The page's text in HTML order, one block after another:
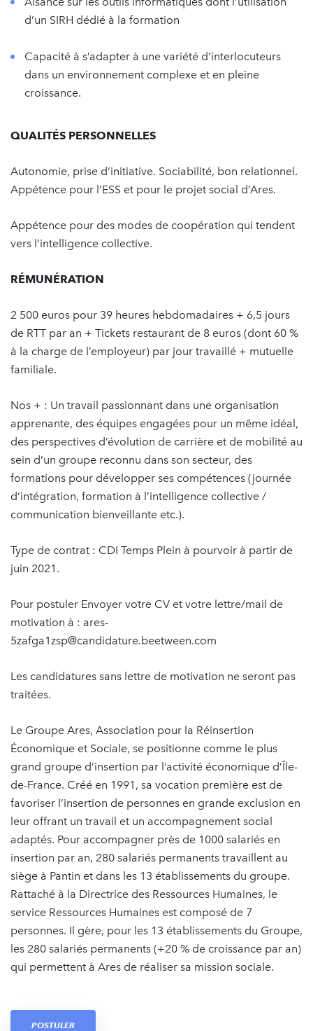
d’un SIRH dédié à la formation
Capacité à s’adapter à une variété d’interlocuteurs
dans un environnement complexe et en pleine
croissance.
QUALITÉS PERSONNELLES
Autonomie, prise d’initiative. Sociabilité, bon relationnel.
Appétence pour l’ESS et pour le projet social d’Ares.
Appétence pour des modes de coopération qui tendent
vers l’intelligence collective.
RÉMUNÉRATION
2 500 euros pour 39 heures hebdomadaires + 6,5 jours
de RTT par an + Tickets restaurant de 8 euros (dont 60 %
à la charge de l’employeur) par jour travaillé + mutuelle
familiale.
Nos + : Un travail passionnant dans une organisation
apprenante, des équipes engagées pour un même idéal,
des perspectives d’évolution de carrière et de mobilité au
sein d’un groupe reconnu dans son secteur, des
formations pour développer ses compétences (journée
d’intégration, formation à l’intelligence collective /
communication bienveillante etc.).
Type de contrat : CDI Temps Plein à pourvoir à partir de
juin 2021.
Pour postuler Envoyer votre CV et votre lettre/mail de
motivation à : ares-
5zafga1zsp@candidature.beetween.com
Les candidatures sans lettre de motivation ne seront pas
traitées.
Le Groupe Ares, Association pour la Réinsertion
Économique et Sociale, se positionne comme le plus
grand groupe d’insertion par l’activité économique d’Île-
de-France. Créé en 1991, sa vocation première est de
favoriser l’insertion de personnes en grande exclusion en
leur offrant un travail et un accompagnement social
adaptés. Pour accompagner près de 1000 salariés en
insertion par an, 280 salariés permanents travaillent au
siège à Pantin et dans les 13 établissements du groupe.
Rattaché à la Directrice des Ressources Humaines, le
service Ressources Humaines est composé de 7
personnes. Il gère, pour les 13 établissements du Groupe,
les 280 salariés permanents (+20 % de croissance par an)
qui permettent à Ares de réaliser sa mission sociale.
POSTULER